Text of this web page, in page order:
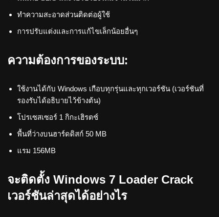
ทำความสะอาดส่วนติดต่อผู้ใช้
การปรับแต่งและการแก้ไขเล็กน้อยอื่นๆ
ความต้องการของระบบ:
ใช้งานได้กับ Windows เกือบทุกรุ่นและทุกเวอร์ชัน (เวอร์ชันที่
รองรับได้อธิบายไว้ข้างต้น)
โปรเซสเซอร์ 1 กิกะเฮิรตซ์
พื้นที่ว่างบนฮาร์ดดิสก์ 50 MB
แรม 156MB
จะติดตั้ง Windows 7 Loader Crack
เวอร์ชันล่าสุดได้อย่างไร